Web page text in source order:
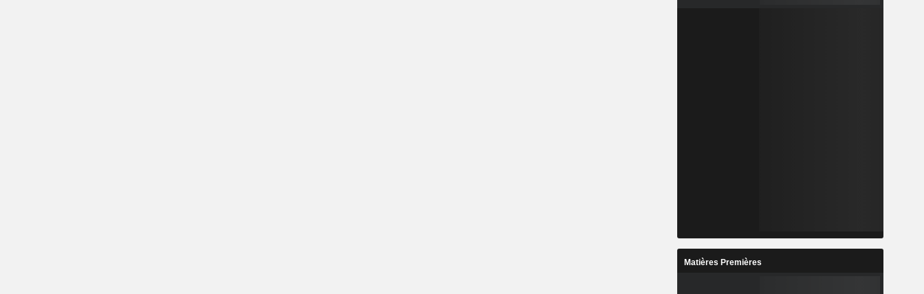
Matières Premières